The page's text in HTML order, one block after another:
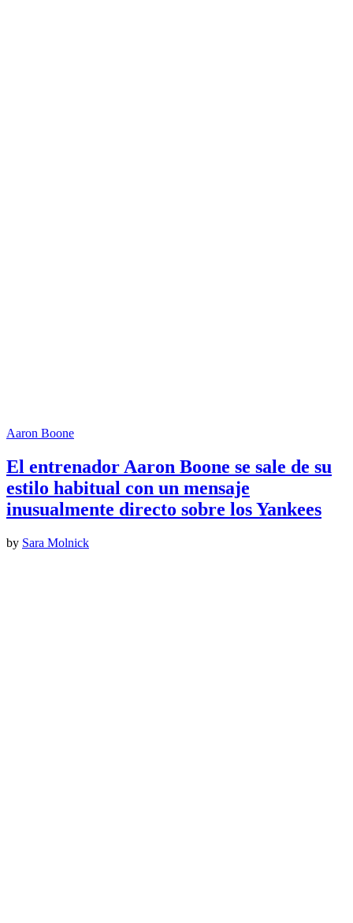
Aaron Boone
El entrenador Aaron Boone se sale de su
estilo habitual con un mensaje
inusualmente directo sobre los Yankees
by Sara Molnick